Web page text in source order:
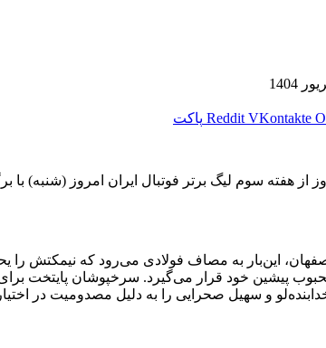
Reddit VKontakte پاکت
هفته سوم لیگ برتر فوتبال ایران امروز (شنبه)
این‌بار به مصاف فولادی می‌رود که نیمکتش
پیشین خود قرار می‌گیرد. سرخپوشان پایتخت
و سهیل صحرایی را به دلیل مصدومیت در اختیار